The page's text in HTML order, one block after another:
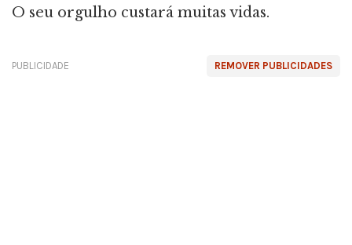
O seu orgulho custará muitas vidas.
REMOVER PUBLICIDADES
PUBLICIDADE